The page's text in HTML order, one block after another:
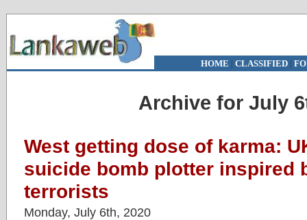
HOME | CLASSIFIED|
Archive for July
West getting dose of karma:
suicide bomb plotter inspired
terrorists
Monday, July 6th, 2020